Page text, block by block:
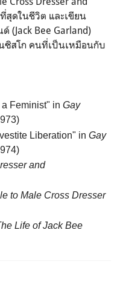
สุดในชีวิต และเขียน
(Jack Bee Garland)
ซิสโก คนที่เป็นเหมือนกับ
a Feminist" inGay
Liberation" inGay
and
to Male Cross Dresser
Life of Jack Bee